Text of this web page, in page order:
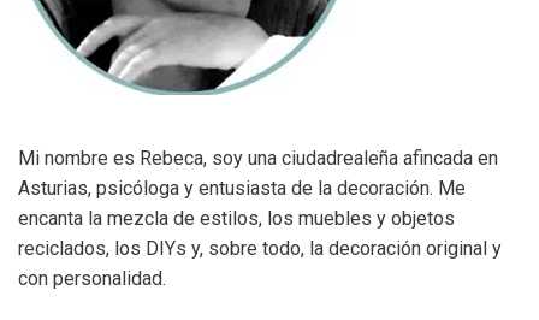
Mi nombre es Rebeca, soy una ciudadrealeña afincada en
Asturias, psicóloga y entusiasta de la decoración. Me
encanta la mezcla de estilos, los muebles y objetos
reciclados, los DIYs y, sobre todo, la decoración original y
con personalidad.